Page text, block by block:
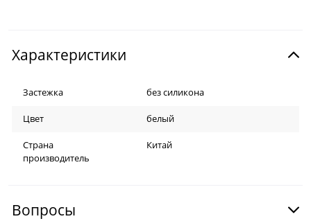
Характеристики
Застежка без силикона
Цвет белый
Страна
производитель
Китай
Вопросы